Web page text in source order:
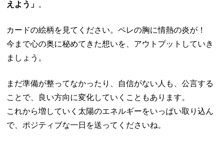
えよう」 。
カードの絵柄を見てください。ペレの胸に情熱の炎が！
今まで心の奥に秘めてきた想いを、アウトプットしていき
ましょう。
まだ準備が整ってなかったり、自信がない人も、公言する
ことで、良い方向に変化していくこともあります。
これから増していく太陽のエネルギーをいっぱい取り込ん
で、ポジティブな一日を送ってくださいね。